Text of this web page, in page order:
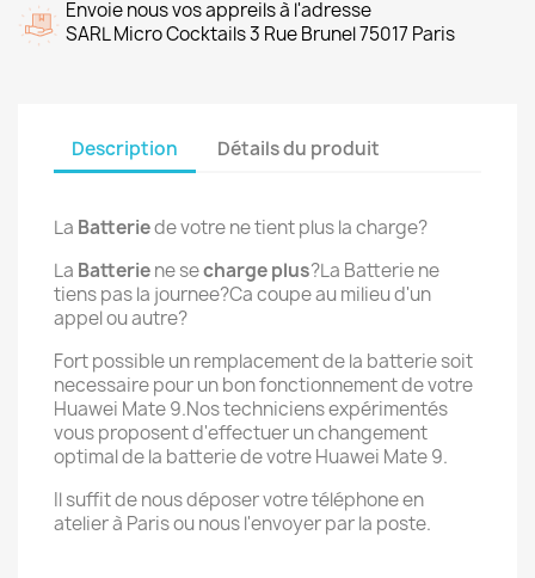
Envoie nous vos appreils à l'adresse
SARL Micro Cocktails 3 Rue Brunel 75017 Paris
Description Détails du produit
La Batteriede votre ne tient plus la charge?
La Batteriene secharge plus?La Batterie ne
tiens pas la journee?Ca coupe au milieu d'un
appel ou autre?
Fort possible un remplacement de la batterie soit
necessaire pour un bon fonctionnement de votre
Huawei Mate 9.Nos techniciens expérimentés
vous proposent d'effectuer un changement
optimal de la batterie de votre Huawei Mate 9.
Il suffit de nous déposer votre téléphone en
atelier à Paris ou nous l'envoyer par la poste.